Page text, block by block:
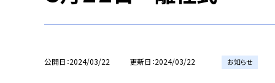
公開日 2024/03/22 更新日 2024/03/22 お知らせ